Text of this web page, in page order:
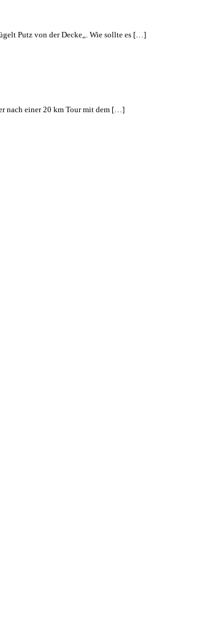
Putz von der Decke„. Wie sollte es […]
nach einer 20 km Tour mit dem […]